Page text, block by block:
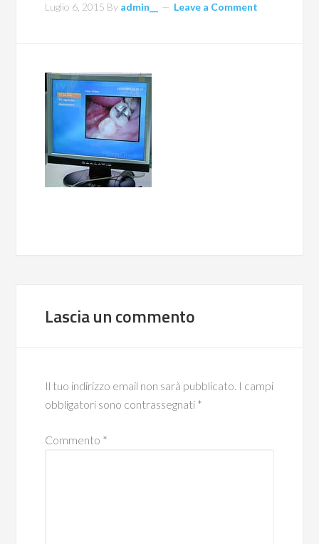
Luglio 6, 2015 By admin__ Leave a Comment
Lascia un commento
Il tuo indirizzo email non sarà pubblicato. I campi
obbligatori sono contrassegnati *
Commento *